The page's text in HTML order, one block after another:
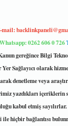
mail:
Whatsapp: 0262 606 0 726
gereğince Bilgi
Sağlayıcı olarak
denetleme veya
yazdıkları içeriklerin
kabul etmiş
hiçbir bağlantısı